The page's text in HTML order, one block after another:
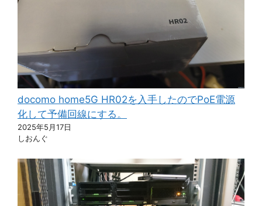
docomo home5G HR02を入手したのでPoE電源
化して予備回線にする。
2025年5月17日
しおんぐ